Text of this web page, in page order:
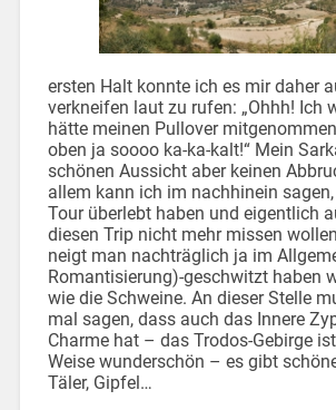
ersten Halt konnte ich es mir daher
verkneifen laut zu rufen: „Ohhh! Ich
hätte meinen Pullover
oben ja soooo ka-ka-kalt!“ Mein
schönen Aussicht aber keinen
allem kann ich im nachhinein
Tour überlebt haben und eigentlich
diesen Trip nicht mehr missen
neigt man nachträglich ja im
Romantisierung)-geschwitzt haben
wie die Schweine. An dieser Stelle
mal sagen, dass auch das Innere
Charme hat – das Trodos-Gebirge
Weise wunderschön – es gibt
Täler, Gipfel…